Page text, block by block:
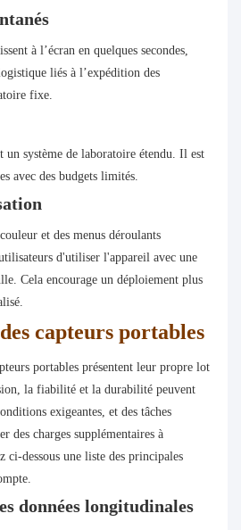
à l’écran en quelques secondes,
liés à l’expédition des
fixe.
un système de laboratoire étendu. Il est
avec des budgets limités.
et des menus déroulants
d'utiliser l'appareil avec une
Cela encourage un déploiement plus
capteurs portables
portables présentent leur propre lot
la fiabilité et la durabilité peuvent
exigeantes, et des tâches
des charges supplémentaires à
ci-dessous une liste des principales
données longitudinales